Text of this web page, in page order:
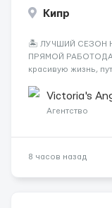
Кипр
🏝️ ЛУЧШИЙ СЕЗОН
ПРЯМОЙ
красивую жизнь,
Опытная команда с
клиентов (без ...
Victoria's
Агентство
8 часов назад